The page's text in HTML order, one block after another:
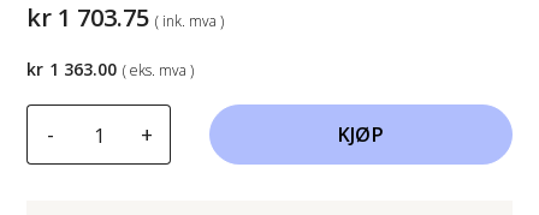
kr 1 703.75 ( ink. mva )
-
WB600G
+ KJØP
kr 1 363.00 ( eks. mva )